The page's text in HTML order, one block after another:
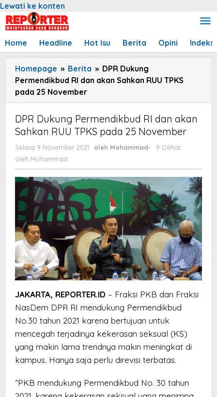
Lewati ke konten
Home Headline Hot Isu Berita Opini Indeks
Homepage » Berita » DPR Dukung
Permendikbud RI dan akan Sahkan RUU TPKS
pada 25 November
DPR Dukung Permendikbud RI dan akan
Sahkan RUU TPKS pada 25 November
Selasa 9 November 2021 oleh Mohammad-
9 Dilihat
oleh Mohammad
JAKARTA, REPORTER.ID – Fraksi PKB dan Fraksi
NasDem DPR RI mendukung Permendikbud
No.30 tahun 2021 karena bertujuan untuk
mencegah terjadinya kekerasan seksual (KS)
yang makin lama trendnya makin meningkat di
kampus. Hanya saja perlu direvisi terbatas.
“PKB mendukung Permendikbud No. 30 tahun